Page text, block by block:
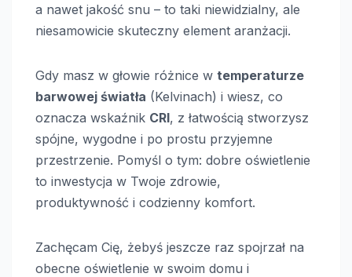
a nawet jakość snu – to taki niewidzialny, ale
niesamowicie skuteczny element aranżacji.
Gdy masz w głowie różnice w temperaturze
barwowej światła (Kelvinach) i wiesz, co
oznacza wskaźnik CRI, z łatwością stworzysz
spójne, wygodne i po prostu przyjemne
przestrzenie. Pomyśl o tym: dobre oświetlenie
to inwestycja w Twoje zdrowie,
produktywność i codzienny komfort.
Zachęcam Cię, żebyś jeszcze raz spojrzał na
obecne oświetlenie w swoim domu i